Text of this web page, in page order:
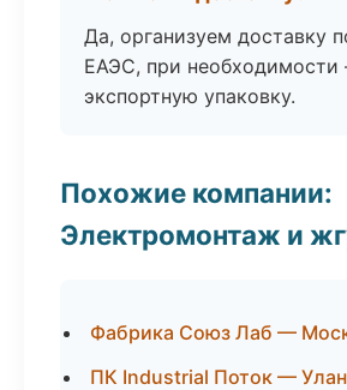
Да, организуем доставку
ЕАЭС, при
экспортную упаковку.
Похожие компании:
Электромонтаж и
Фабрика Союз Лаб —
ПК Industrial Поток —